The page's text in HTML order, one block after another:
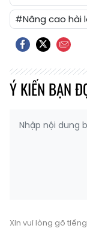
#Nâng cao hài
Ý KIẾN BẠN
Xin vui lòng gõ